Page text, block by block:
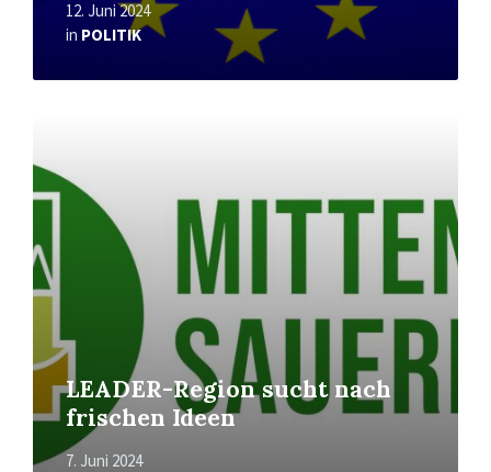
12. Juni 2024
in POLITIK
LEADER-Region sucht nach
frischen Ideen
7. Juni 2024